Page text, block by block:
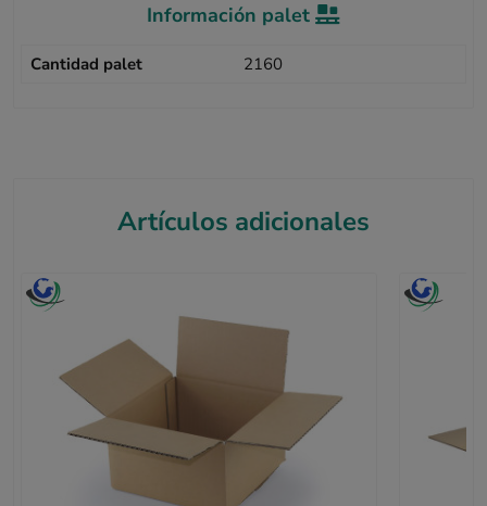
Información palet
Cantidad palet 2160
Artículos adicionales